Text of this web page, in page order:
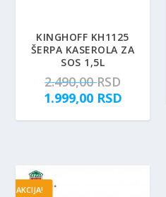
KINGHOFF KH1125
ŠERPA KASEROLA ZA
SOS 1,5L
2.490,00RSD
r
1.999,00 RSDT
AKCIJA!